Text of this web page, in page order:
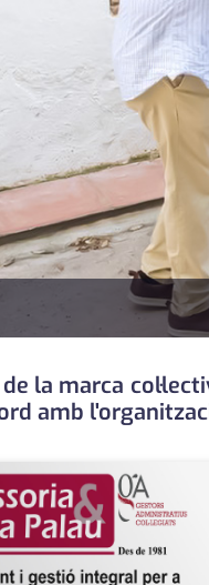
la marca
amb